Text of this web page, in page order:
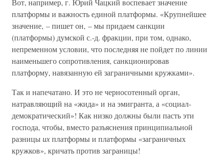
Вот, например, г. Юрий Чацкий воспевает значение
платформы и важность единой платформы. «Крупнейшее
значение, – пишет он, – мы придаем санкции
(платформы) думской с.-д. фракции, при том, однако,
непременном условии, что последняя не пойдет по линии
наименьшего сопротивления, санкционировав
платформу, навязанную ей заграничными кружками».
Так и напечатано. И это не черносотенный орган,
натравляющий на «жида» и на эмигранта, а «социал-
демократический»! Как низко должны были пасть эти
господа, чтобы, вместо разъяснения принципиальной
разницыихплатформы и платформы «заграничных
кружков», кричать против заграницы!